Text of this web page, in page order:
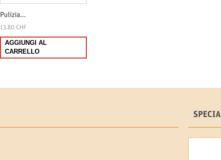
Pulizia...
13.80 CHF
AGGIUNGI AL
CARRELLO